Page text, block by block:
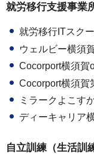
就労移行支援事業
就労移行ITスク
ウェルビー横須
Cocorport横須賀
Cocorport横須賀
ミラークよこす
ディーキャリア
自立訓練（生活訓